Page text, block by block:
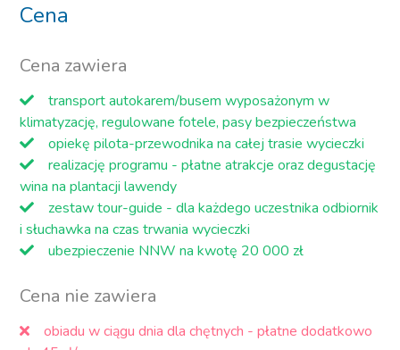
Cena
Cena zawiera
transport autokarem/busem wyposażonym w
klimatyzację, regulowane fotele, pasy bezpieczeństwa
opiekę pilota-przewodnika na całej trasie wycieczki
realizację programu - płatne atrakcje oraz degustację
wina na plantacji lawendy
zestaw tour-guide - dla każdego uczestnika odbiornik
i słuchawka na czas trwania wycieczki
ubezpieczenie NNW na kwotę 20 000 zł
Cena nie zawiera
obiadu w ciągu dnia dla chętnych - płatne dodatkowo